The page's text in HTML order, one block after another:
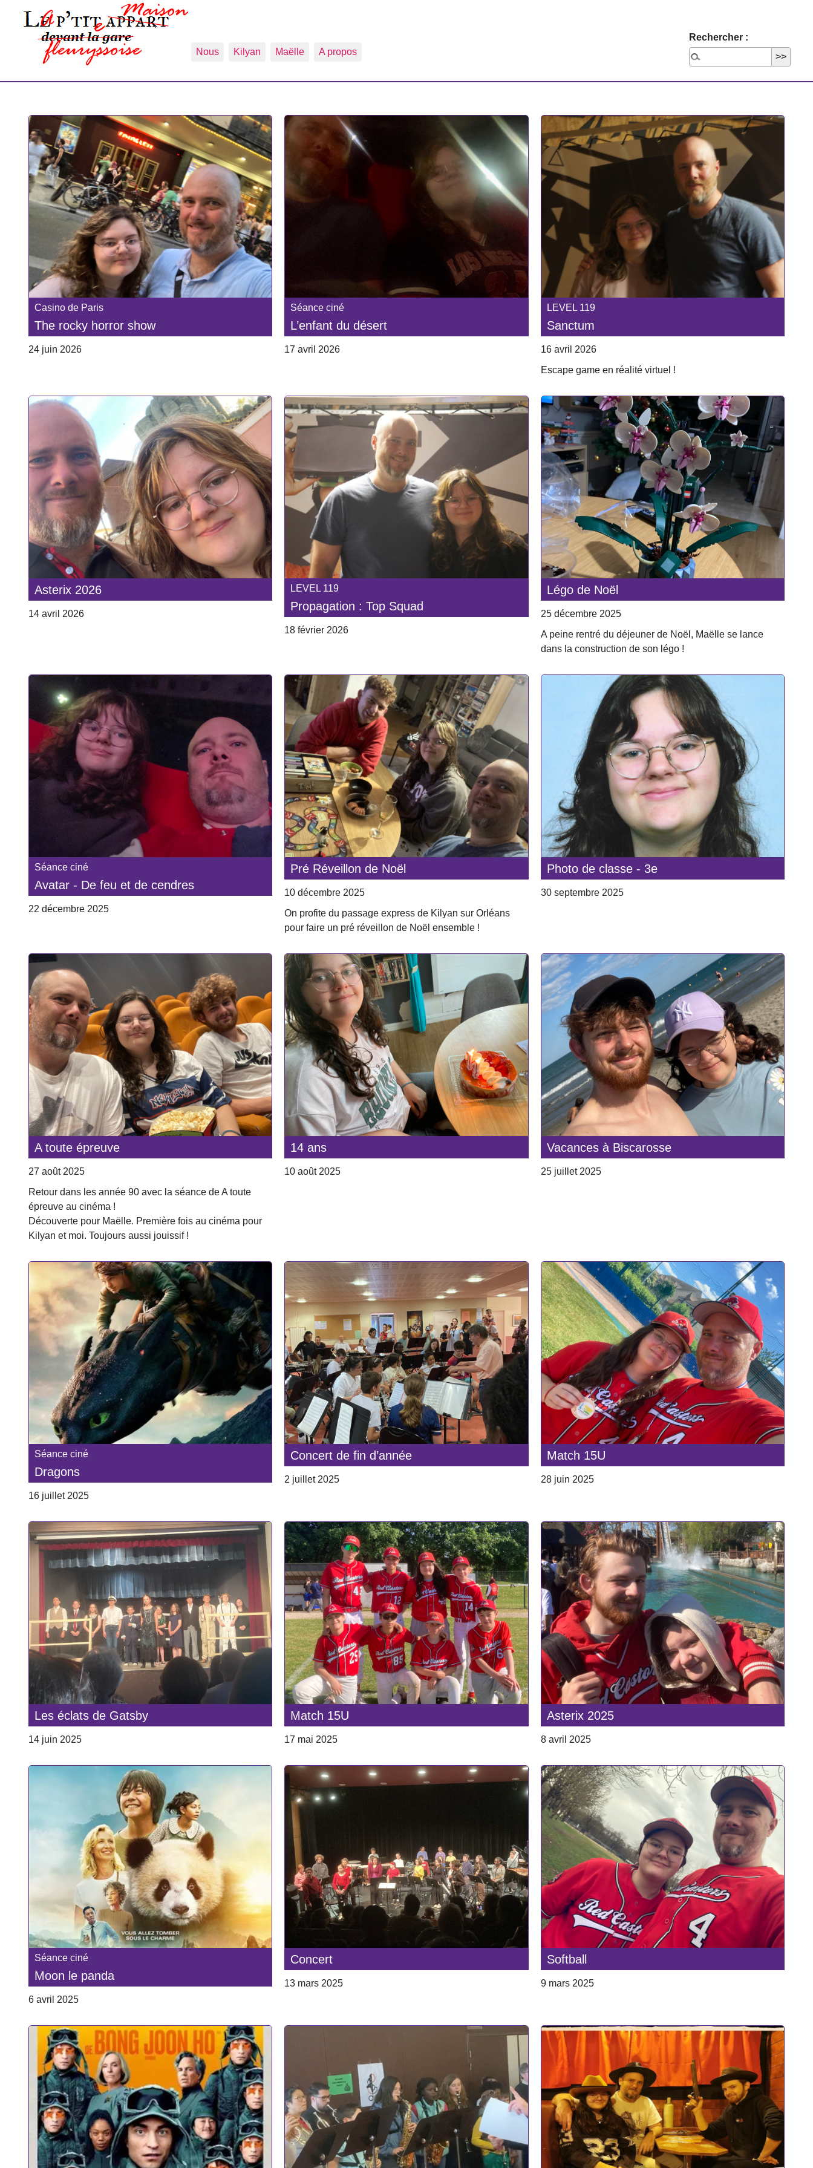
Nous Kilyan Maëlle A propos
Rechercher :
Casino de Paris
The rocky horror show
24 juin 2026
Séance ciné
L’enfant du désert
17 avril 2026
LEVEL 119
Sanctum
16 avril 2026
Escape game en réalité virtuel !
Asterix 2026
14 avril 2026
LEVEL 119
Propagation : Top Squad
18 février 2026
Légo de Noël
25 décembre 2025
A peine rentré du déjeuner de Noël, Maëlle se lance
dans la construction de son légo !
Séance ciné
Avatar - De feu et de cendres
22 décembre 2025
Pré Réveillon de Noël
10 décembre 2025
On profite du passage express de Kilyan sur Orléans
pour faire un pré réveillon de Noël ensemble !
Photo de classe - 3e
30 septembre 2025
A toute épreuve
27 août 2025
Retour dans les année 90 avec la séance de A toute
épreuve au cinéma !
Découverte pour Maëlle. Première fois au cinéma pour
Kilyan et moi. Toujours aussi jouissif !
14 ans
10 août 2025
Vacances à Biscarosse
25 juillet 2025
Séance ciné
Dragons
16 juillet 2025
Concert de fin d’année
2 juillet 2025
Match 15U
28 juin 2025
Les éclats de Gatsby
14 juin 2025
Match 15U
17 mai 2025
Asterix 2025
8 avril 2025
Séance ciné
Moon le panda
6 avril 2025
Concert
13 mars 2025
Softball
9 mars 2025